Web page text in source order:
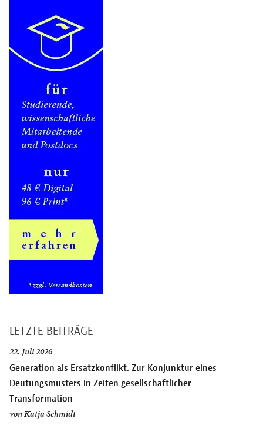
LETZTE BEITRÄGE
22. Juli 2026
Generation als Ersatzkonflikt. Zur Konjunktur eines
Deutungsmusters in Zeiten gesellschaftlicher
Transformation
vonKatja Schmidt